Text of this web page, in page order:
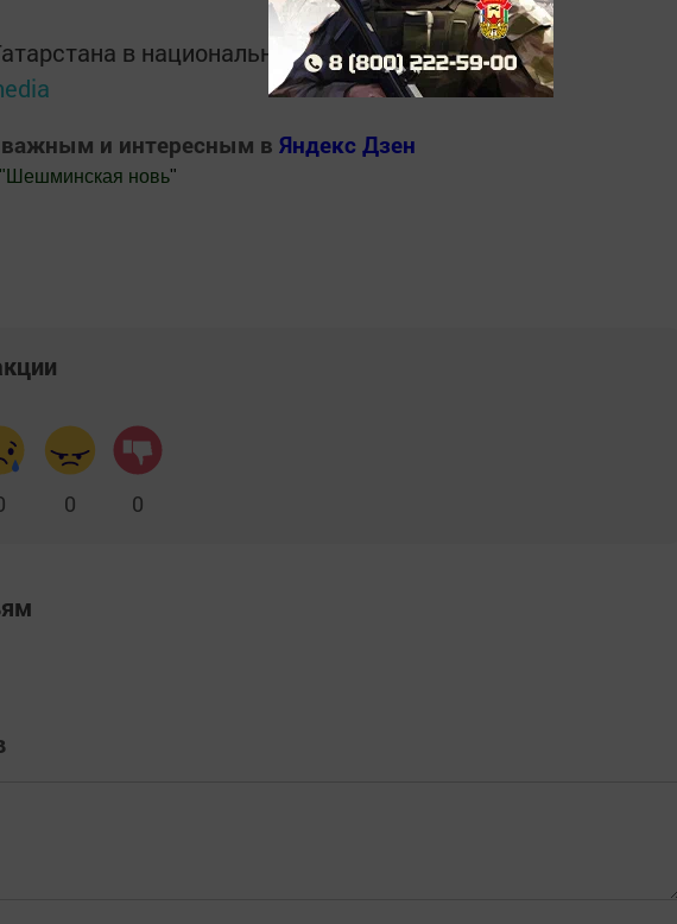
в национальном мессенджере MАХ:
и интересным в Яндекс Дзен
" Шешминская новь"
0 0